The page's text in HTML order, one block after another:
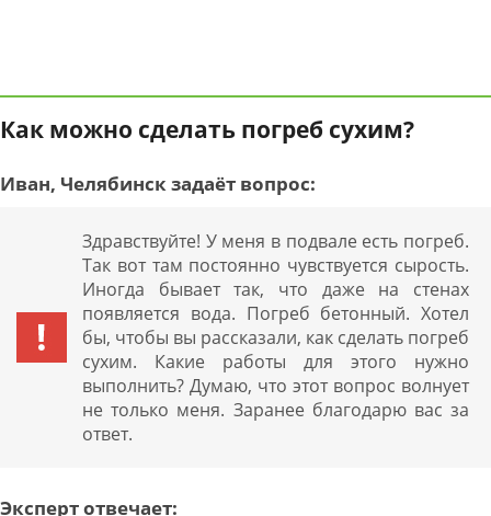
Как можно сделать погреб сухим?
Иван, Челябинск задаёт вопрос:
Здравствуйте! У меня в подвале есть погреб.
Так вот там постоянно чувствуется сырость.
Иногда бывает так, что даже на стенах
появляется вода. Погреб бетонный. Хотел
бы, чтобы вы рассказали, как сделать погреб
сухим. Какие работы для этого нужно
выполнить? Думаю, что этот вопрос волнует
не только меня. Заранее благодарю вас за
ответ.
Эксперт отвечает: